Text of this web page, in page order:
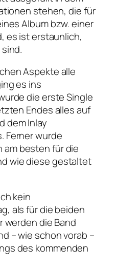
stehen, die für
Album bzw. einer
es ist erstaunlich,
Aspekte alle
es ins
die erste Single
Endes alles auf
dem Inlay
Ferner wurde
am besten für die
wie diese gestaltet
kein
als für die beiden
werden die Band
– wie schon vorab –
des kommenden